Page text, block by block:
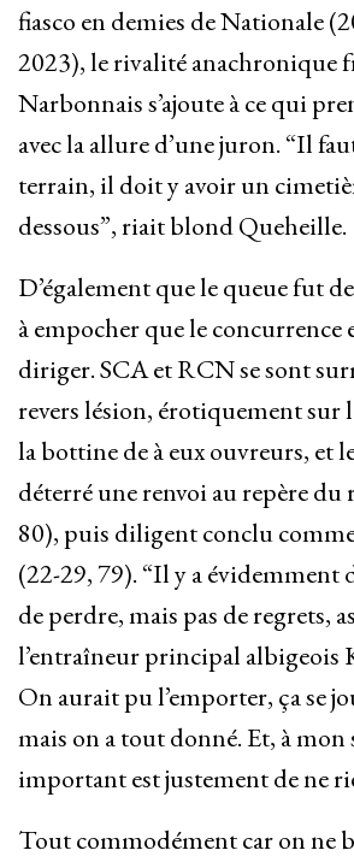
fiasco en demies de Nationale
2023), le rivalité anachronique
Narbonnais s’ajoute à ce qui
avec la allure d’une juron. “Il
terrain, il doit y avoir un
dessous”, riait blond Queheille.
D’également que le queue fut
à empocher que le concurrence
diriger. SCA et RCN se sont
revers lésion, érotiquement sur
la bottine de à eux ouvreurs, et
déterré une renvoi au repère du
80), puis diligent conclu
(22-29, 79). “Il y a évidemment
de perdre, mais pas de regrets,
l’entraîneur principal albigeois
On aurait pu l’emporter, ça se
mais on a tout donné. Et, à mon
important est justement de ne
Tout commodément car on ne